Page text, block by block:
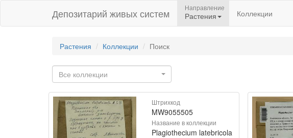
Депозитарий живых систем Направление
Растения Коллекции
Растения Коллекции Поиск
Все коллекции
Штрихкод
MW9055505
Название в коллекции
Plagiothecium latebricola